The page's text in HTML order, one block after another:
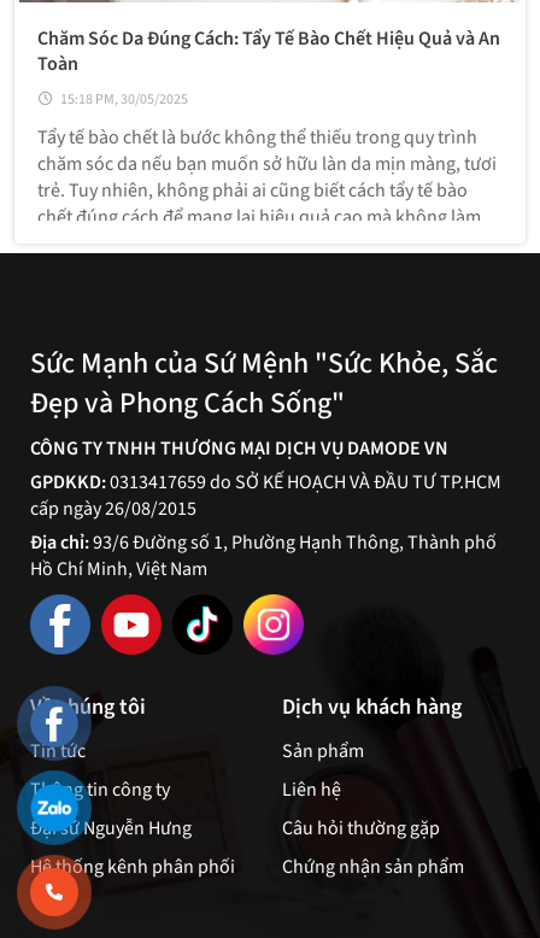
Chăm Sóc Da Đúng Cách: Tẩy Tế Bào Chết Hiệu Quả và An
Toàn
15:18 PM, 30/05/2025
Tẩy tế bào chết là bước không thể thiếu trong quy trình
chăm sóc da nếu bạn muốn sở hữu làn da mịn màng, tươi
trẻ. Tuy nhiên, không phải ai cũng biết cách tẩy tế bào
chết đúng cách để mang lại hiệu quả cao mà không làm
Sức Mạnh của Sứ Mệnh "Sức Khỏe, Sắc
Đẹp và Phong Cách Sống"
CÔNG TY TNHH THƯƠNG MẠI DỊCH VỤ DAMODE VN
GPDKKD:0313417659 do SỞ KẾ HOẠCH VÀ ĐẦU TƯ TP.HCM
cấp ngày 26/08/2015
Địa chỉ:93/6 Đường số 1, Phường Hạnh Thông, Thành phố
Hồ Chí Minh, Việt Nam
Về chúng tôi
Tin tức
Thông tin công ty
Đại sứ Nguyễn Hưng
Hệ thống kênh phân phối
Dịch vụ khách hàng
Sản phẩm
Liên hệ
Câu hỏi thường gặp
Chứng nhận sản phẩm